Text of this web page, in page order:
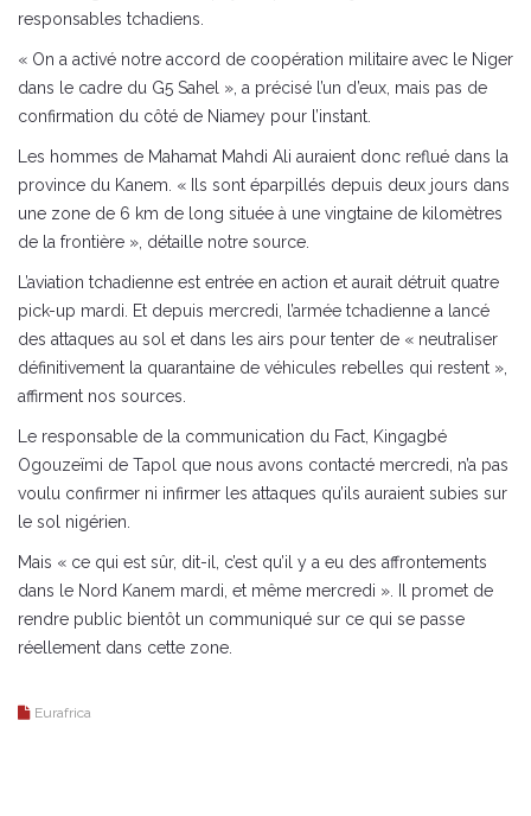
responsables tchadiens.
« On a activé notre accord de coopération militaire avec le Niger
dans le cadre du G5 Sahel », a précisé l’un d’eux, mais pas de
confirmation du côté de Niamey pour l’instant.
Les hommes de Mahamat Mahdi Ali auraient donc reflué dans la
province du Kanem. « Ils sont éparpillés depuis deux jours dans
une zone de 6 km de long située à une vingtaine de kilomètres
de la frontière », détaille notre source.
L’aviation tchadienne est entrée en action et aurait détruit quatre
pick-up mardi. Et depuis mercredi, l’armée tchadienne a lancé
des attaques au sol et dans les airs pour tenter de « neutraliser
définitivement la quarantaine de véhicules rebelles qui restent »,
affirment nos sources.
Le responsable de la communication du Fact, Kingagbé
Ogouzeïmi de Tapol que nous avons contacté mercredi, n’a pas
voulu confirmer ni infirmer les attaques qu’ils auraient subies sur
le sol nigérien.
Mais « ce qui est sûr, dit-il, c’est qu’il y a eu des affrontements
dans le Nord Kanem mardi, et même mercredi ». Il promet de
rendre public bientôt un communiqué sur ce qui se passe
réellement dans cette zone.
Eurafrica